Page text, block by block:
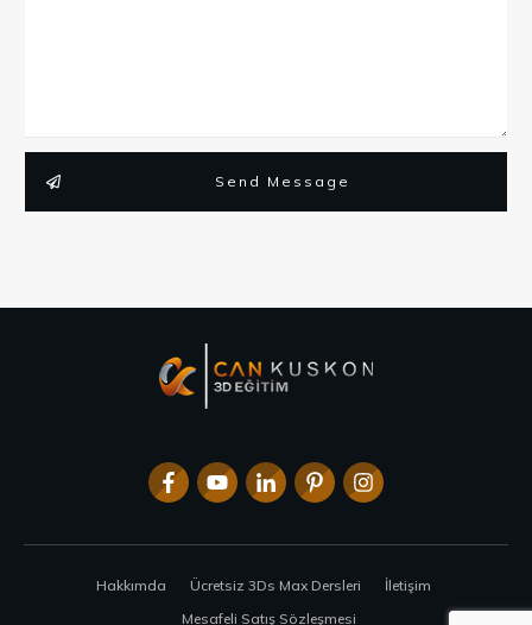
Send Message
Hakkımda Ücretsiz 3Ds Max Dersleri
İletişim
Mesafeli Satış Sözleşmesi